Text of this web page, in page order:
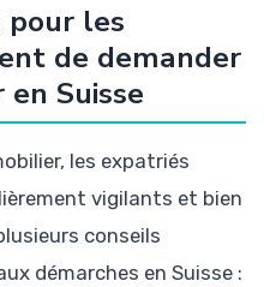
pour les
de demander
Suisse
les expatriés
vigilants et bien
conseils
démarches en Suisse :